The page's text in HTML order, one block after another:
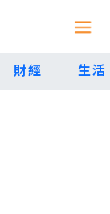
財經 生活